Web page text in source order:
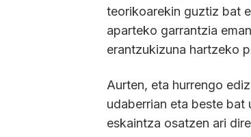
teorikoarekin guztiz bat
aparteko garrantzia
erantzukizuna hartzeko
Aurten, eta hurrengo
udaberrian eta beste
eskaintza osatzen ari